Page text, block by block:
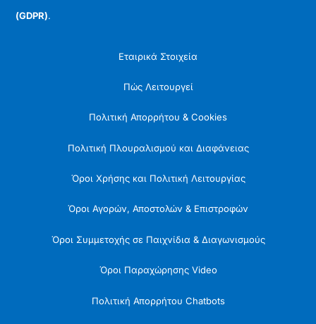
(GDPR).
Εταιρικά Στοιχεία
Πώς Λειτουργεί
Πολιτική Απορρήτου & Cookies
Πολιτική Πλουραλισμού και Διαφάνειας
Όροι Χρήσης και Πολιτική Λειτουργίας
Όροι Αγορών, Αποστολών & Επιστροφών
Όροι Συμμετοχής σε Παιχνίδια & Διαγωνισμούς
Όροι Παραχώρησης Video
Πολιτική Απορρήτου Chatbots